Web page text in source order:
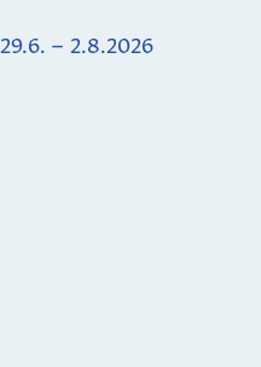
29.6. – 2.8.2026